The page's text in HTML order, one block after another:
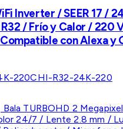
Inverter / SEER 17 /
/ Frío y Calor / 220
con Alexa y
220CHI-R32-24K-220